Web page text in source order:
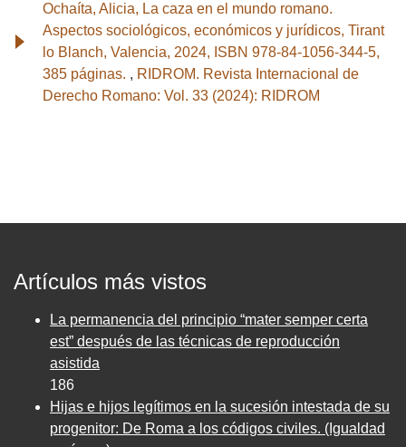
Ochaíta, Alicia, La caza en el mundo romano.
Aspectos sociológicos, económicos y jurídicos, Tirant
lo Blanch, Valencia, 2024, ISBN 978-84-1056-344-5,
385 páginas. , RIDROM. Revista Internacional de
Derecho Romano: Vol. 33 (2024): RIDROM
Artículos más vistos
La permanencia del principio “mater semper certa
est” después de las técnicas de reproducción
asistida
186
Hijas e hijos legítimos en la sucesión intestada de su
progenitor: De Roma a los códigos civiles. (Igualdad